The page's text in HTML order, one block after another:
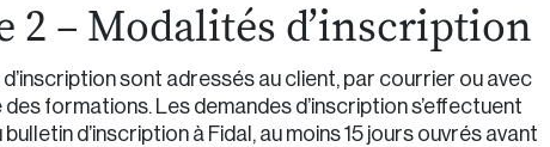
2 – Modalités d’inscription
sont adressés au client, par courrier ou avec
formations. Les demandes d’inscription s’effectuent
bulletin d’inscription à Fidal, au moins 15 jours ouvrés avant